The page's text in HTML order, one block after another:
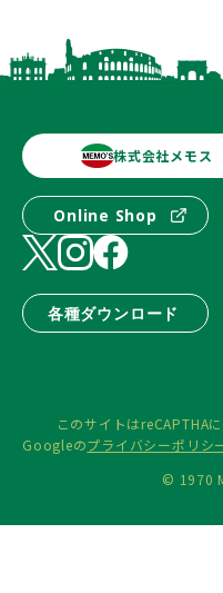
株式会社メモス
Online Shop
各種ダウンロード
このサイトはreCAPTHA
Googleのプライバシーポリシ
© 1970